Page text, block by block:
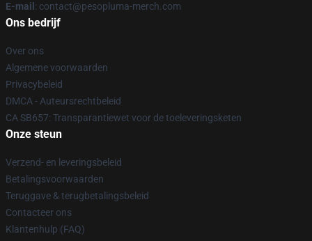
E-mail : contact@pesopluma-merch.com
Ons bedrijf
Over ons
Algemene voorwaarden
Privacybeleid
DMCA - Auteursrechtbeleid
CA SB657: Transparantiewet voor de toeleveringsketen
Onze steun
Verzend- en leveringsbeleid
Betalingsvoorwaarden
Teruggave & terugbetalingsbeleid
Contacteer ons
Klantenhulp (FAQ)